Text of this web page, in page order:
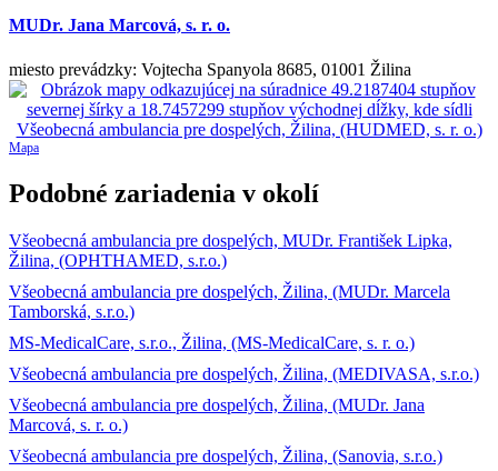
MUDr. Jana Marcová, s. r. o.
miesto prevádzky: Vojtecha Spanyola 8685, 01001 Žilina
Mapa
Podobné zariadenia v okolí
Všeobecná ambulancia pre dospelých, MUDr. František Lipka,
Žilina, (OPHTHAMED, s.r.o.)
Všeobecná ambulancia pre dospelých, Žilina, (MUDr. Marcela
Tamborská, s.r.o.)
MS-MedicalCare, s.r.o., Žilina, (MS-MedicalCare, s. r. o.)
Všeobecná ambulancia pre dospelých, Žilina, (MEDIVASA, s.r.o.)
Všeobecná ambulancia pre dospelých, Žilina, (MUDr. Jana
Marcová, s. r. o.)
Všeobecná ambulancia pre dospelých, Žilina, (Sanovia, s.r.o.)